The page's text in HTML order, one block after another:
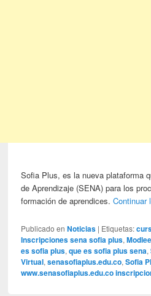
Sofia Plus, es la nueva plataforma
de Aprendizaje (SENA) para los
formación de aprendices.Continuar
Publicado en Noticias | Etiquetas:
Inscripciones sena sofia plus,Modlee
es sofia plus,que es sofia plus sena,
Virtual,senasofiaplus.edu.co,Sofia
www.senasofiaplus.edu.co